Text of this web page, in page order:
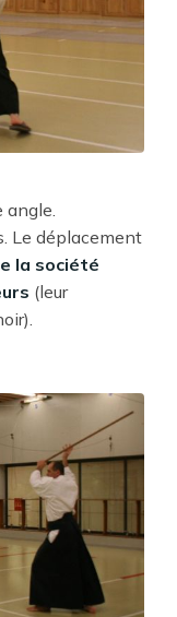
Le déplacement
la société
(leur